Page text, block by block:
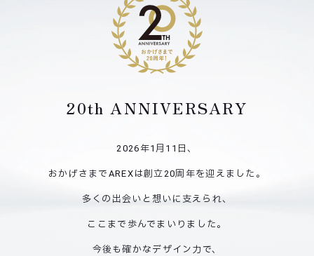
20th ANNIVERSARY
2026年1月11日、
おかげさまでAREXは創立20周年を迎えました。
多くの出会いと想いに支えられ、
ここまで歩んでまいりました。
今後も確かなデザイン力で、